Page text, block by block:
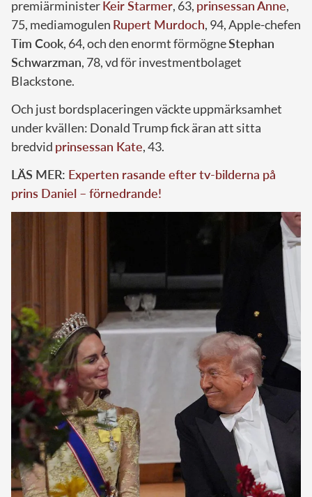
premiärministerKeir Starmer, 63, prinsessan Anne,
75, mediamogulen Rupert Murdoch, 94, Apple-chefen
Tim Cook, 64, och den enormt förmögneStephan
Schwarzman, 78, vd för investmentbolaget
Blackstone.
Och just bordsplaceringen väckte uppmärksamhet
under kvällen: Donald Trump fick äran att sitta
bredvid prinsessan Kate, 43.
LÄS MER: Experten rasande efter tv-bilderna på
prins Daniel – förnedrande!